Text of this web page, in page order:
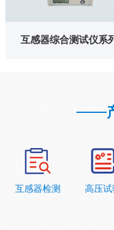
互感器综合测试仪系
自动计算CT的任意点误差
曲线，CT/PT变比比差等
果参数
互感器检测 高压试